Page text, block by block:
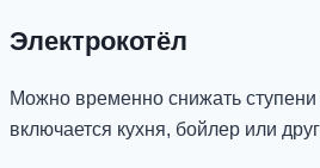
Электрокотёл
Можно временно снижать ступени
включается кухня, бойлер или